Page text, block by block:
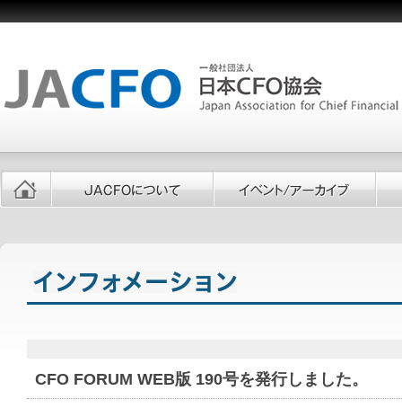
CFO FORUM WEB版 190号を発行しました。